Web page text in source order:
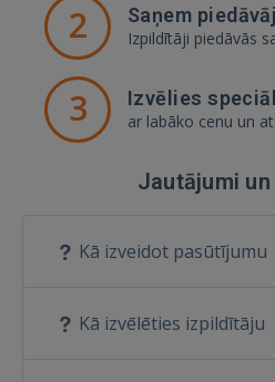
2 Saņem
Izpildītāji piedāvās
3 Izvēlies
ar labāko cenu un
Jautājumi
Kā izveidot pasūtījumu
Kā izvēlēties izpildītāju